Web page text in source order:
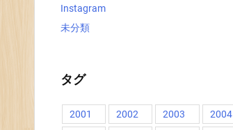
Instagram
未分類
タグ
2001 2002 2003 2004